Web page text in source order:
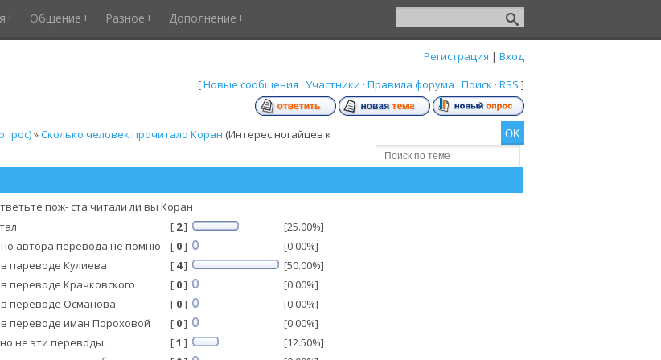
Общение Разное Дополнение
Регистрация | Вход
[Новые сообщения · Участники · Правила форума · Поиск · RSS ]
»Сколько человек прочитало Коран (Интерес ногайцев к
пож- ста читали ли вы Коран
[ 2]
[25.00%]
но автора перевода не помню [ 0]
[0.00%]
пареводе Кулиева [ 4]
[50.00%]
переводе Крачковского [ 0]
[0.00%]
в переводе Османова [ 0]
[0.00%]
в переводе иман Пороховой [ 0]
[0.00%]
не эти переводы. [1 ]
[12.50%]